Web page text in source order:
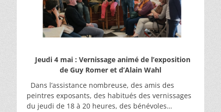
Jeudi 4 mai : Vernissage animé de l’exposition
de Guy Romer et d’Alain Wahl
Dans l’assistance nombreuse, des amis des
peintres exposants, des habitués des vernissages
du jeudi de 18 à 20 heures, des bénévoles…